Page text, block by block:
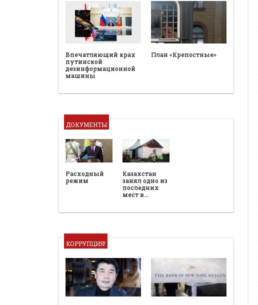
Впечатляющий крах
путинской
дезинформационной
машины
План «Крепостные»
ДОКУМЕНТЫ
Расходный
режим
Казахстан
занял одно из
последних
мест в…
КОРРУПЦИЯ!